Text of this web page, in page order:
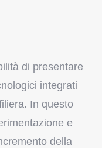
di presentare
integrati
In questo
e
della